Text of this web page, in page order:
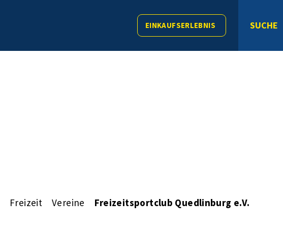
EINKAUFSERLEBNIS SUCHE
Freizeit Vereine Freizeitsportclub Quedlinburg e.V.